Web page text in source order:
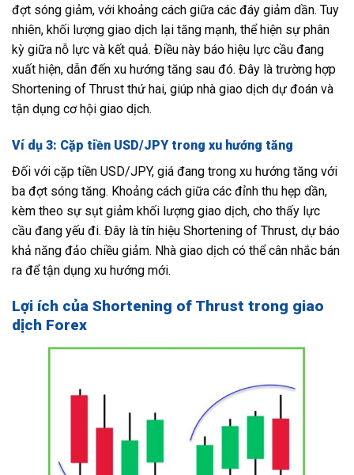
đợt sóng giảm, với khoảng cách giữa các đáy giảm dần. Tuy
nhiên, khối lượng giao dịch lại tăng mạnh, thể hiện sự phân
kỳ giữa nỗ lực và kết quả. Điều này báo hiệu lực cầu đang
xuất hiện, dẫn đến xu hướng tăng sau đó. Đây là trường hợp
Shortening of Thrust thứ hai, giúp nhà giao dịch dự đoán và
tận dụng cơ hội giao dịch.
Ví dụ 3: Cặp tiền USD/JPY trong xu hướng tăng
Đối với cặp tiền USD/JPY, giá đang trong xu hướng tăng với
ba đợt sóng tăng. Khoảng cách giữa các đỉnh thu hẹp dần,
kèm theo sự sụt giảm khối lượng giao dịch, cho thấy lực
cầu đang yếu đi. Đây là tín hiệu Shortening of Thrust, dự báo
khả năng đảo chiều giảm. Nhà giao dịch có thể cân nhắc bán
ra để tận dụng xu hướng mới.
Lợi ích của Shortening of Thrust trong giao
dịch Forex